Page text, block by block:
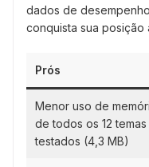
dados de
conquista sua posição
Prós
Menor uso de
de todos os 12 temas
testados (4,3 MB)